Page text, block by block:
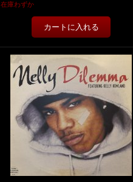
在庫わずか